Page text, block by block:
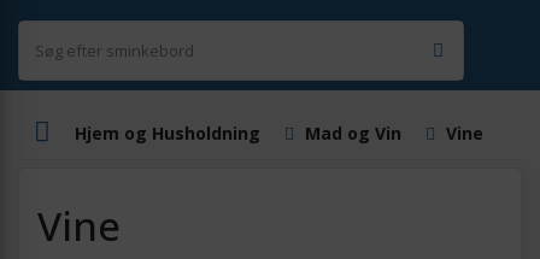
Hjem og Husholdning Mad og Vin Vine
Vine